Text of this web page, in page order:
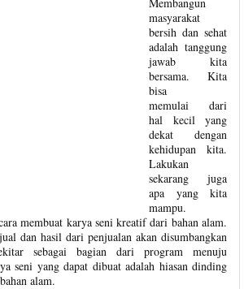
masyarakat
bersih dan sehat
adalah tanggung
jawab kita
bersama. Kita
bisa
memulai dari
hal kecil yang
dekat dengan
kehidupan kita.
Lakukan
sekarang juga
apa yang kita
mampu.
membuat karya seni kreatif dari bahan alam.
dan hasil dari penjualan akan disumbangkan
sebagai bagian dari program menuju
seni yang dapat dibuat adalah hiasan dinding
alam.